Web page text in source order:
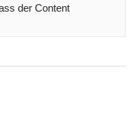
der Content